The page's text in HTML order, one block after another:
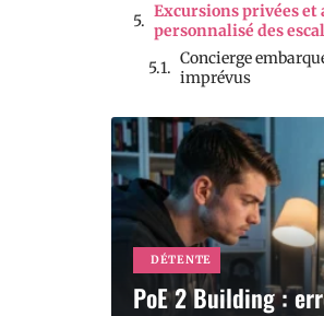
Excursions privées et
personnalisé des
Concierge
imprévus
DÉTENTE
PoE 2 Building :